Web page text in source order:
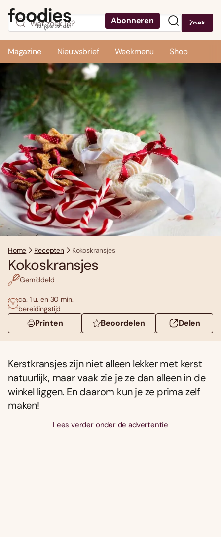
Abonneren Zoek
Magazine Nieuwsbrief Weekmenu Shop
Home Recepten Kokoskransjes
Kokoskransjes
Gemiddeld
ca. 1 u. en 30 min.
bereidingstijd
Printen Beoordelen Delen
Kerstkransjes zijn niet alleen lekker met kerst
natuurlijk, maar vaak zie je ze dan alleen in de
winkel liggen. En daarom kun je ze prima zelf
maken!
Lees verder onder de advertentie